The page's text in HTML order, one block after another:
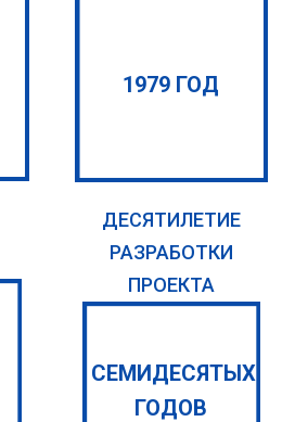
1979 ГОД
ДЕСЯТИЛЕТИЕ
РАЗРАБОТКИ
ПРОЕКТА
СЕМИДЕСЯТЫХ
ГОДОВ